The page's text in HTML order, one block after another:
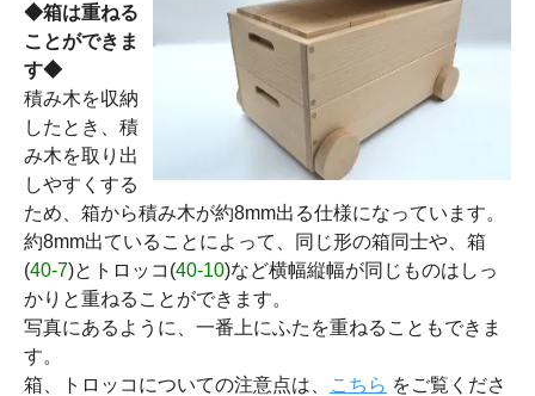
◆箱は重ねる
ことができま
す◆
積み木を収納
したとき、積
み木を取り出
しやすくする
ため、箱から積み木が約8mm出る仕様になっています。
約8mm出ていることによって、同じ形の箱同士や、箱
(40-7)とトロッコ(40-10)など横幅縦幅が同じものはしっ
かりと重ねることができます。
写真にあるように、一番上にふたを重ねることもできま
す。
箱、トロッコについての注意点は、
こちら をご覧くださ